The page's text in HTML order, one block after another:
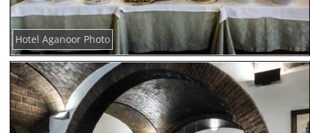
Hotel Aganoor Photo